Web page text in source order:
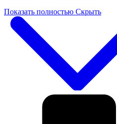
Показать полностью Скрыть